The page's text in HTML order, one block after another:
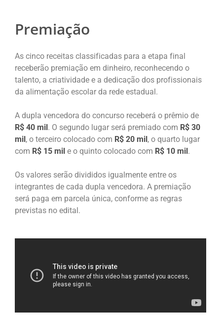
Premiação
As cinco receitas classificadas para a etapa final
receberão premiação em dinheiro, reconhecendo o
talento, a criatividade e a dedicação dos profissionais
da alimentação escolar da rede estadual.
A dupla vencedora do concurso receberá o prêmio de
R$ 40 mil . O segundo lugar será premiado com R$ 30
mil , o terceiro colocado com R$ 20 mil , o quarto lugar
com R$ 15 mil e o quinto colocado com R$ 10 mil .
Os valores serão divididos igualmente entre os
integrantes de cada dupla vencedora. A premiação
será paga em parcela única, conforme as regras
previstas no edital.